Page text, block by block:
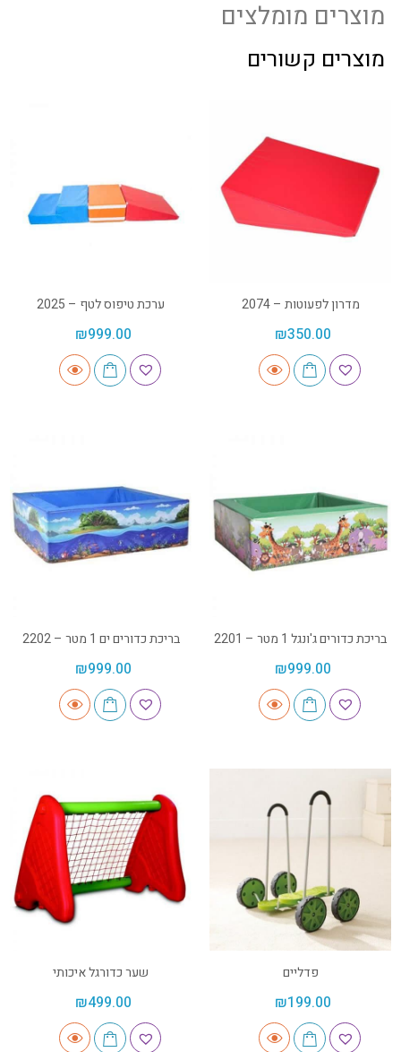
מוצרים מומלצים
מוצרים קשורים
מדרון לפעוטות – 2074
₪350.00
ערכת טיפוס לטף – 2025
₪999.00
בריכת כדורים ג'ונגל 1 מטר – 2201
₪999.00
בריכת כדורים ים 1 מטר – 2202
₪999.00
פדליים
₪199.00
שער כדורגל איכותי
₪499.00